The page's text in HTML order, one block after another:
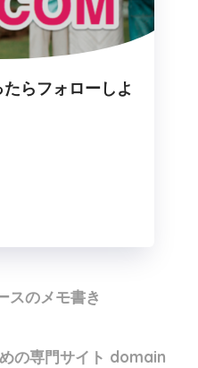
らフォローしよ
スのメモ書き
の専門サイト domain